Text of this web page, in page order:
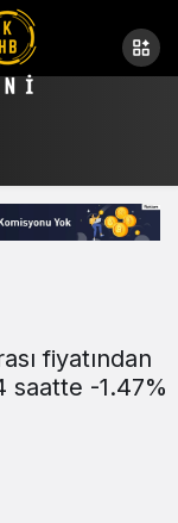
fiyatından
saatte -1.47%